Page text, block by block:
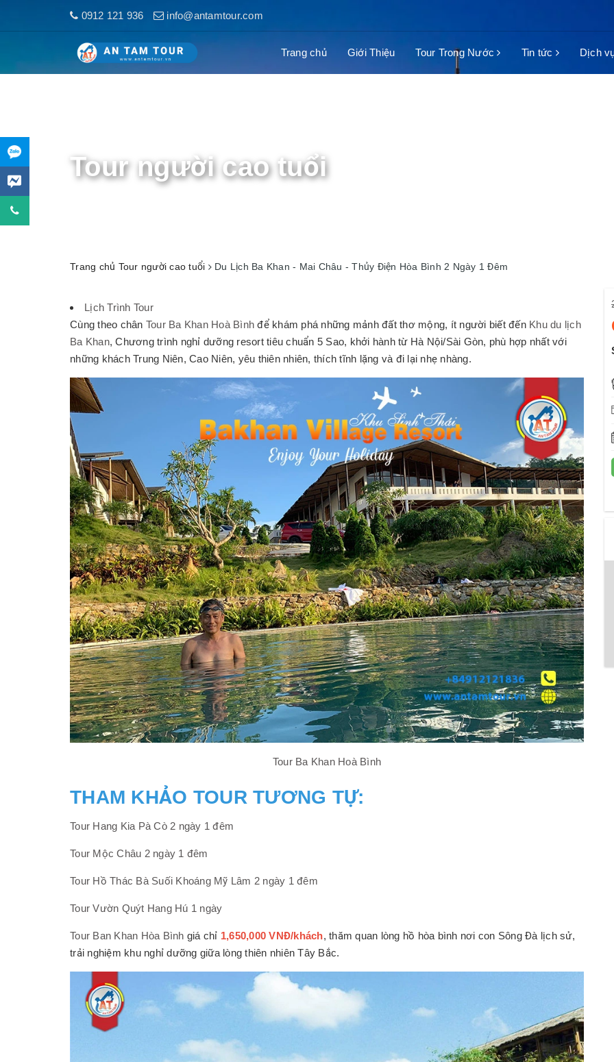
0912 121 936 info@antamtour.com
Trang chủ Giới Thiệu Tour Trong Nước Tin tức Dịch
Tour người cao tuổi
Trang chủ Tour người cao tuổi Du Lịch Ba Khan - Mai Châu - Thủy Điện Hòa Bình 2 Ngày 1 Đêm
Lịch Trình Tour
Cùng theo chân Tour Ba Khan Hoà Bình để khám phá những mảnh đất thơ mộng, ít người biết đến Khu du lịch
Ba Khan, Chương trình nghỉ dưỡng resort tiêu chuẩn 5 Sao, khởi hành từ Hà Nội/Sài Gòn, phù hợp nhất với
những khách Trung Niên, Cao Niên, yêu thiên nhiên, thích tĩnh lặng và đi lại nhẹ nhàng.
Tour Ba Khan Hoà Bình
THAM KHẢO TOUR TƯƠNG TỰ:
Tour Hang Kia Pà Cò 2 ngày 1 đêm
Tour Mộc Châu 2 ngày 1 đêm
Tour Hồ Thác Bà Suối Khoáng Mỹ Lâm 2 ngày 1 đêm
Tour Vườn Quýt Hang Hú 1 ngày
Tour Ban Khan Hòa Bình giá chỉ 1,650,000 VNĐ/khách, thăm quan lòng hồ hòa bình nơi con Sông Đà lịch sử,
trải nghiệm khu nghỉ dưỡng giữa lòng thiên nhiên Tây Bắc.